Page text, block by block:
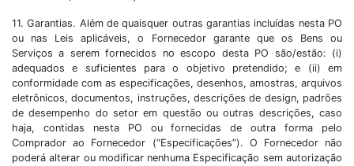
11. Garantias. Além de quaisquer outras garantias incluídas nesta PO
ou nas Leis aplicáveis, o Fornecedor garante que os Bens ou
Serviços a serem fornecidos no escopo desta PO são/estão: (i)
adequados e suficientes para o objetivo pretendido; e (ii) em
conformidade com as especificações, desenhos, amostras, arquivos
eletrônicos, documentos, instruções, descrições de design, padrões
de desempenho do setor em questão ou outras descrições, caso
haja, contidas nesta PO ou fornecidas de outra forma pelo
Comprador ao Fornecedor (“Especificações”). O Fornecedor não
poderá alterar ou modificar nenhuma Especificação sem autorização